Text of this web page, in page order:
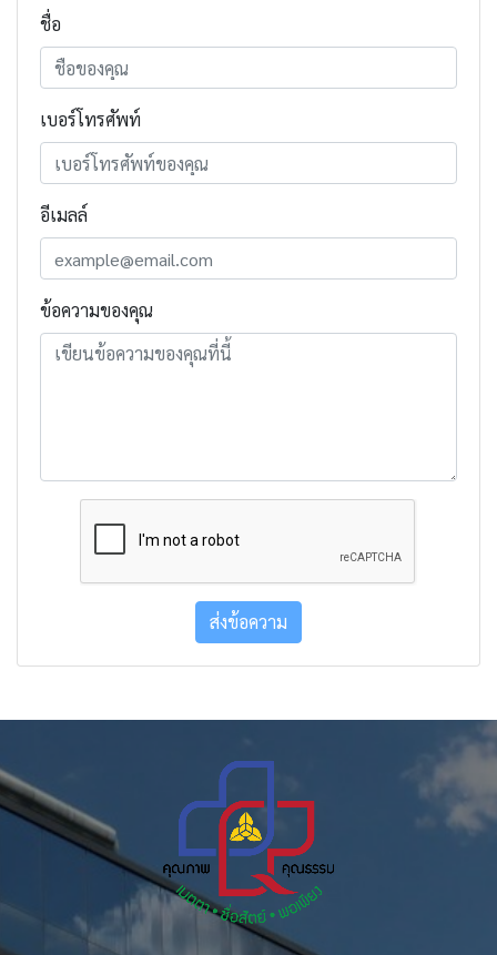
ชื่อ
เบอร์โทรศัพท์
อีเมลล์
ข้อความของคุณ
ส่งข้อความ